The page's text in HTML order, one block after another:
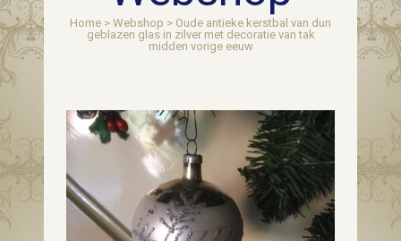
Home > Webshop > Oude antieke kerstbal van dun
geblazen glas in zilver met decoratie van tak
midden vorige eeuw